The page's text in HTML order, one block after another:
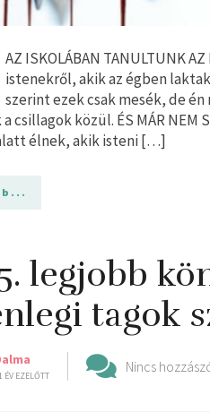
AZ ISKOLÁBAN TANULTUNK
istenekről, akik az égben
szerint ezek csak mesék, de
csillagok közül. ÉS MÁR NEM
élnek, akik isteni […]
legjobb
tagok
ÉV EZELŐTT
Nincs